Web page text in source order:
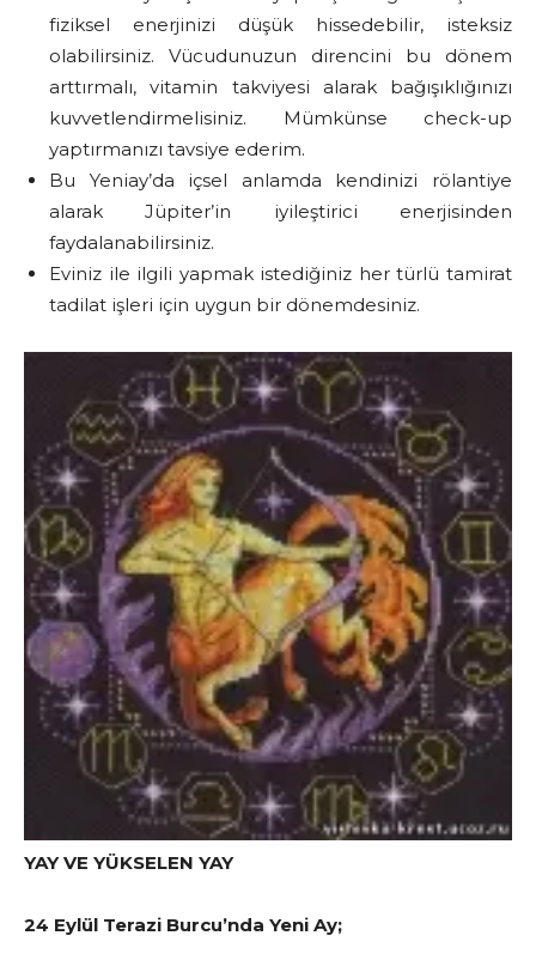
fiziksel enerjinizi düşük hissedebilir, isteksiz
olabilirsiniz. Vücudunuzun direncini bu dönem
arttırmalı, vitamin takviyesi alarak bağışıklığınızı
kuvvetlendirmelisiniz. Mümkünse check-up
yaptırmanızı tavsiye ederim.
Bu Yeniay’da içsel anlamda kendinizi rölantiye
alarak Jüpiter’in iyileştirici enerjisinden
faydalanabilirsiniz.
Eviniz ile ilgili yapmak istediğiniz her türlü tamirat
tadilat işleri için uygun bir dönemdesiniz.
YAY VE YÜKSELEN YAY
24 Eylül Terazi Burcu’nda Yeni Ay;